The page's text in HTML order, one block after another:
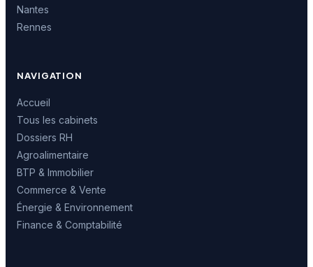
Nantes
Rennes
NAVIGATION
Accueil
Tous les cabinets
Dossiers RH
Agroalimentaire
BTP & Immobilier
Commerce & Vente
Énergie & Environnement
Finance & Comptabilité